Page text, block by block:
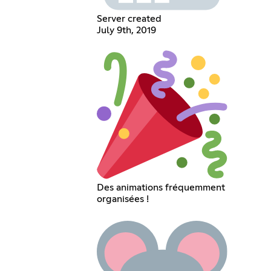
Server created
July 9th, 2019
Des animations fréquemment
organisées !